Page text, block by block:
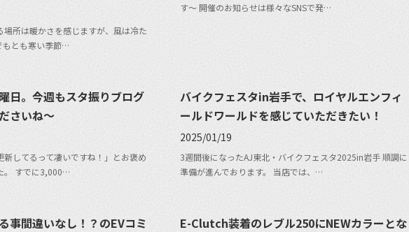
場所は暖かさを感じますが、風は冷た
もとも寒い季節…
す〜 開催のお知らせは様々なSNSで発…
日。今週もスタ振りブログ
さいね〜
してるって凄いですね！」とお褒め
。 すでに3,000…
バイクフェスタin岩手で、ロイヤルエンフィ
ールドワールドを感じていただきたい！
2025/01/19
3週間後になったAJ東北・バイクフェスタ2025in岩手 順調に
準備が進んでおります。 当店では、…
事間違いなし！？のEVコミ
E-Clutch装着のレブル250にNEWカラーとな